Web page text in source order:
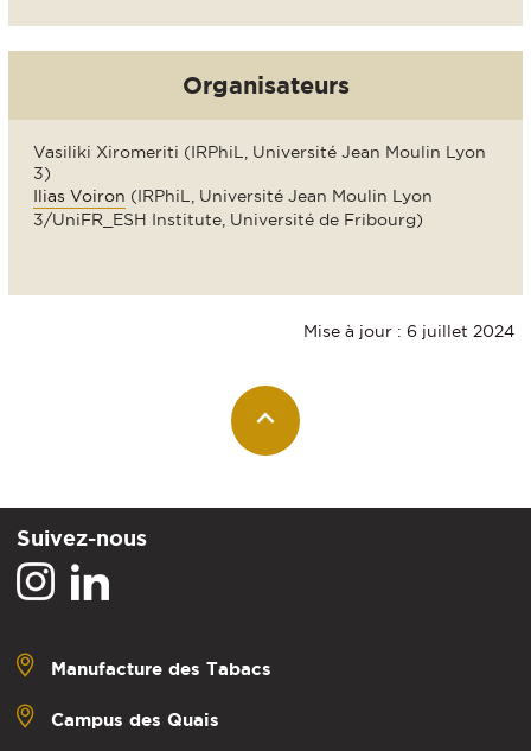
Organisateurs
Vasiliki Xiromeriti (IRPhiL, Université Jean Moulin Lyon
3)
Ilias Voiron (IRPhiL, Université Jean Moulin Lyon
3/UniFR_ESH Institute, Université de Fribourg)
Mise à jour : 6 juillet 2024
Suivez-nous
Manufacture des Tabacs
Campus des Quais